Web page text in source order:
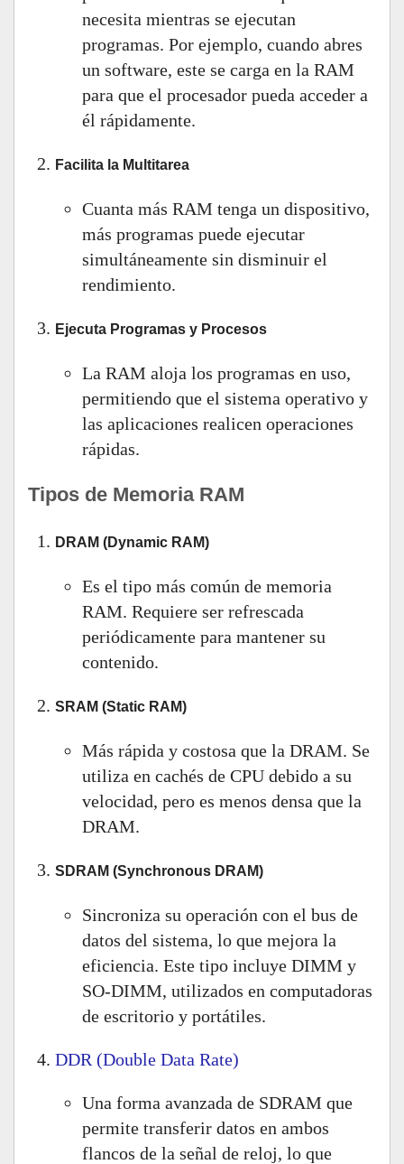
necesita mientras se ejecutan
programas. Por ejemplo, cuando abres
un software, este se carga en la RAM
para que el procesador pueda acceder a
él rápidamente.
Facilita la Multitarea
Cuanta más RAM tenga un dispositivo,
más programas puede ejecutar
simultáneamente sin disminuir el
rendimiento.
Ejecuta Programas y Procesos
La RAM aloja los programas en uso,
permitiendo que el sistema operativo y
las aplicaciones realicen operaciones
rápidas.
Tipos de Memoria RAM
DRAM (Dynamic RAM)
Es el tipo más común de memoria
RAM. Requiere ser refrescada
periódicamente para mantener su
contenido.
SRAM (Static RAM)
Más rápida y costosa que la DRAM. Se
utiliza en cachés de CPU debido a su
velocidad, pero es menos densa que la
DRAM.
SDRAM (Synchronous DRAM)
Sincroniza su operación con el bus de
datos del sistema, lo que mejora la
eficiencia. Este tipo incluye DIMM y
SO-DIMM, utilizados en computadoras
de escritorio y portátiles.
DDR (Double Data Rate)
Una forma avanzada de SDRAM que
permite transferir datos en ambos
flancos de la señal de reloj, lo que